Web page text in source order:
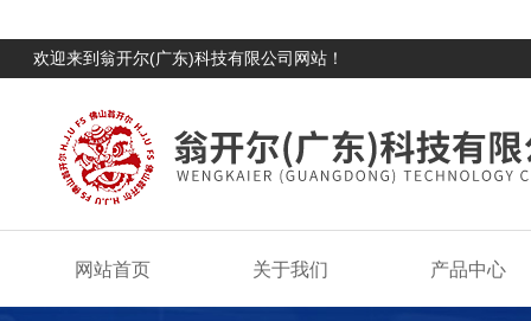
欢迎来到翁开尔(广东)科技有限公司网站！
网站首页 关于我们 产品中心